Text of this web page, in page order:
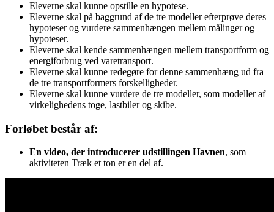
Eleverne skal kunne opstille en hypotese.
Eleverne skal på baggrund af de tre modeller efterprøve deres
hypoteser og vurdere sammenhængen mellem målinger og
hypoteser.
Eleverne skal kende sammenhængen mellem transportform og
energiforbrug ved varetransport.
Eleverne skal kunne redegøre for denne sammenhæng ud fra
de tre transportformers forskelligheder.
Eleverne skal kunne vurdere de tre modeller, som modeller af
virkelighedens toge, lastbiler og skibe.
Forløbet består af:
En video, der introducerer udstillingen Havnen, som
aktiviteten Træk et ton er en del af.